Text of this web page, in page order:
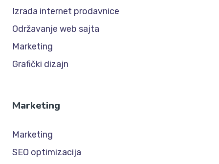
Izrada internet prodavnice
Održavanje web sajta
Marketing
Grafički dizajn
Marketing
Marketing
SEO optimizacija